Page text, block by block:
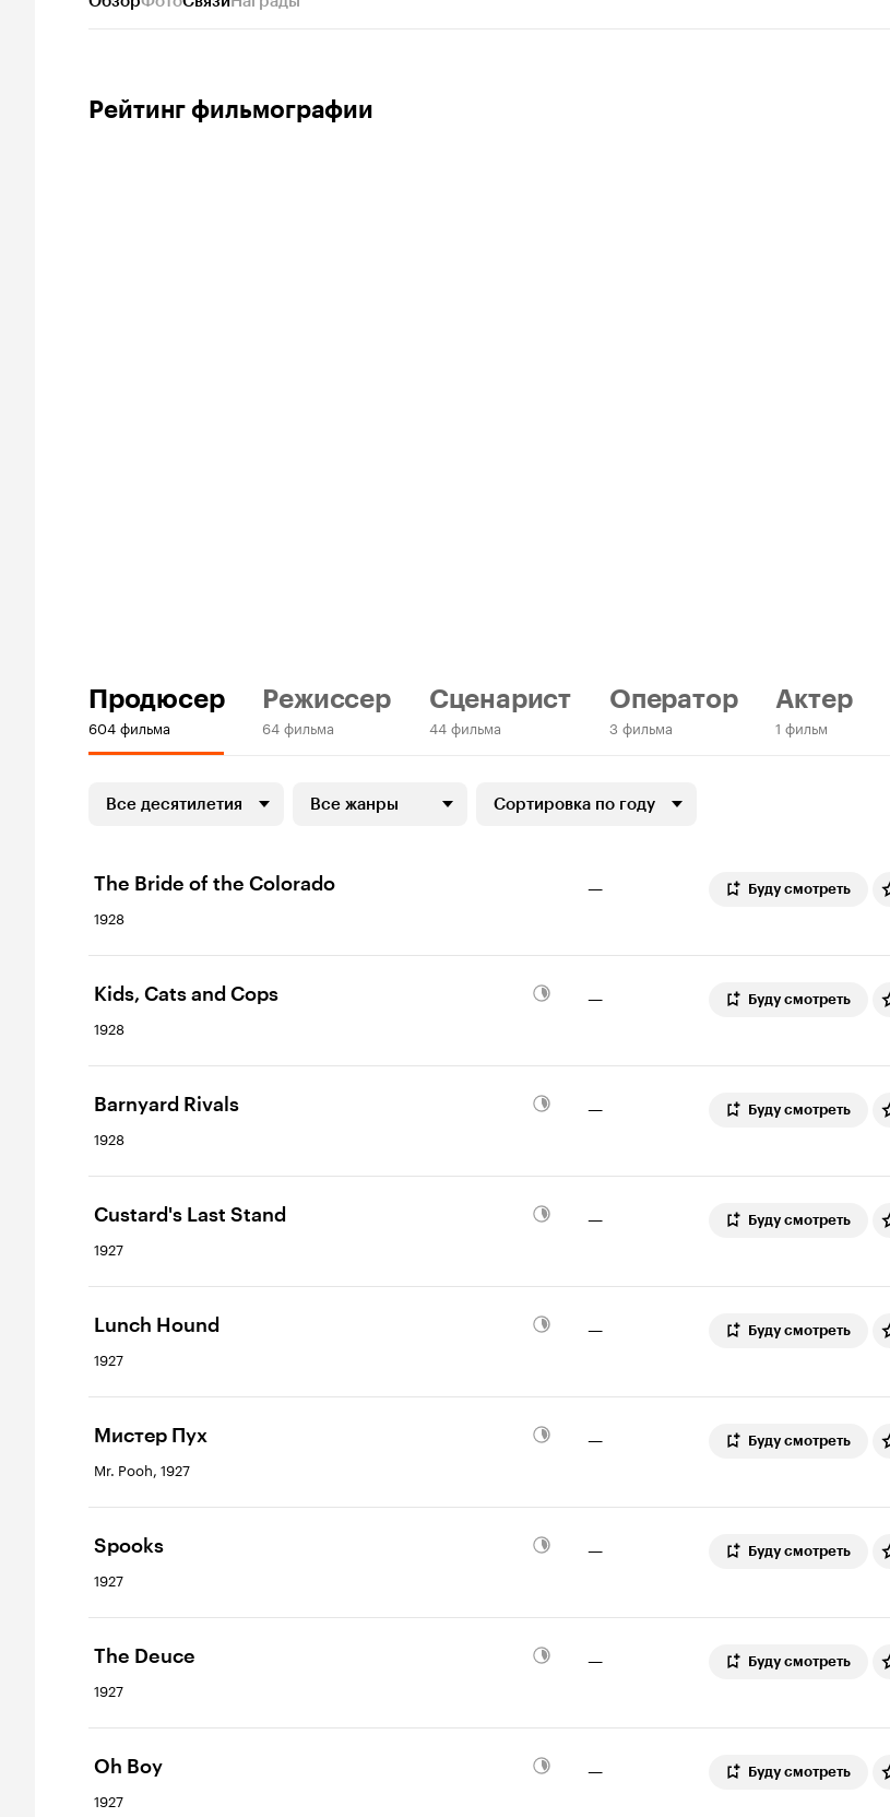
Рейтинг фильмографии
Продюсер
604 фильма
Режиссер
64 фильма
Сценарист
44 фильма
Оператор
3 фильма
Актер
1 фильм
Все десятилетия Все жанры Сортировка по году
The Bride of the Colorado
1928
— Буду смотреть
Kids, Cats and Cops
1928
— Буду смотреть
Barnyard Rivals
1928
— Буду смотреть
Custard's Last Stand
1927
— Буду смотреть
Lunch Hound
1927
— Буду смотреть
Мистер Пух
Mr. Pooh, 1927
— Буду смотреть
Spooks
1927
— Буду смотреть
The Deuce
1927
— Буду смотреть
Oh Boy
1927
— Буду смотреть